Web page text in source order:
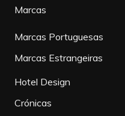
Marcas
Marcas Portuguesas
Marcas Estrangeiras
Hotel Design
Crónicas